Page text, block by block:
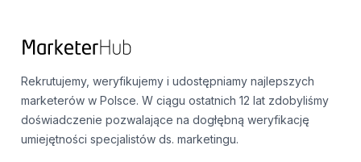
Rekrutujemy, weryfikujemy i udostępniamy najlepszych
marketerów w Polsce. W ciągu ostatnich 12 lat zdobyliśmy
doświadczenie pozwalające na dogłębną weryfikację
umiejętności specjalistów ds. marketingu.